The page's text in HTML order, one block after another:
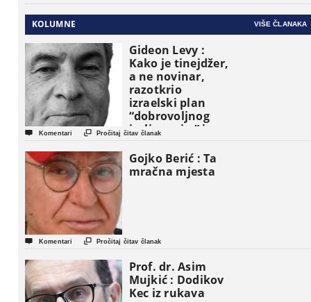
KOLUMNE VIŠE ČLANAKA
Gideon Levy :
Kako je tinejdžer,
a ne novinar,
razotkrio
izraelski plan
“dobrovoljnog
iseljavanja ” iz
Gaze
 Komentari  Pročitaj čitav članak
Gojko Berić : Ta
mračna mjesta
 Komentari  Pročitaj čitav članak
Prof. dr. Asim
Mujkić : Dodikov
Kec iz rukava